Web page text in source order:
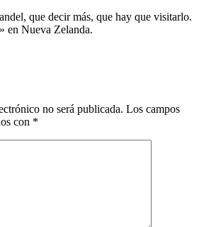
que decir más, que hay que visitarlo.
en Nueva Zelanda.
no será publicada. Los campos
con *